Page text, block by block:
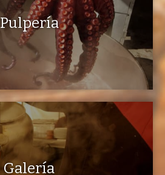
Pulpería
Galería